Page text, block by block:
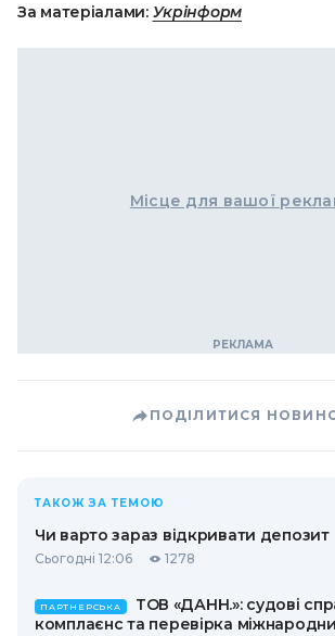
За матеріалами: Укрінформ
Місце для вашої
ПОДІЛИТИСЯ
ТАКОЖ ЗА ТЕМОЮ
Чи варто зараз відкривати депозит
Сьогодні 12:06 1278
ПАРТНЕРСЬКА
ТОВ «ДАНН.»: судові
комплаєнс та перевірка